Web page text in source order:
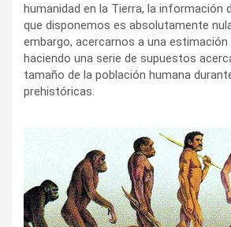
humanidad en la Tierra, la información
que disponemos es absolutamente
embargo, acercarnos a una
haciendo una serie de supuestos
tamaño de la población humana
prehistóricas.